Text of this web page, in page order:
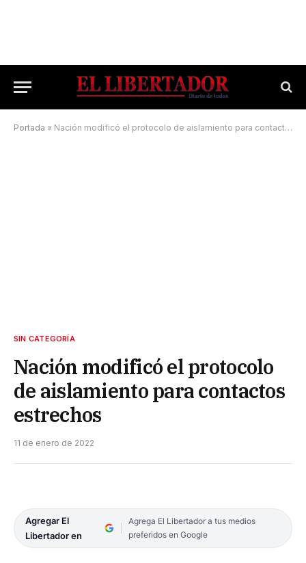
Portada » Nación modificó el protocolo de aislamiento para contactos estrechos
SIN CATEGORÍA
Nación modificó el protocolo
de aislamiento para contactos
estrechos
11 de enero de 2022
Agregar El
Libertador en
Agrega El Libertador a tus medios
preferidos en Google